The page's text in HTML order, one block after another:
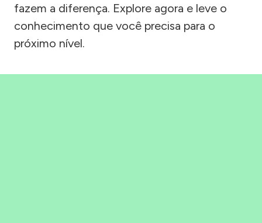
fazem a diferença. Explore agora e leve o
conhecimento que você precisa para o
próximo nível.